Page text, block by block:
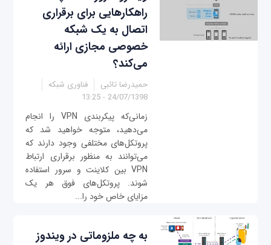
راهکارهایی برای برقراری
اتصال به یک شبکه
خصوصی مجازی ارائه
می‌کند؟
حمیدرضا تائبی
فناوری شبکه
24/07/1398 - 13:25
زمانی‌که پیکربندی VPN را انجام
می‌دهید، متوجه خواهید شد که
پروتکل‌های مختلفی وجود دارند که
می‌توانند به منظور برقراری ارتباط
VPN بین کلاینت و سرور استفاده
شوند. پروتکل‌های فوق هر یک
مزایای خاص خود را...
به چه ملزوماتی در ویندوز